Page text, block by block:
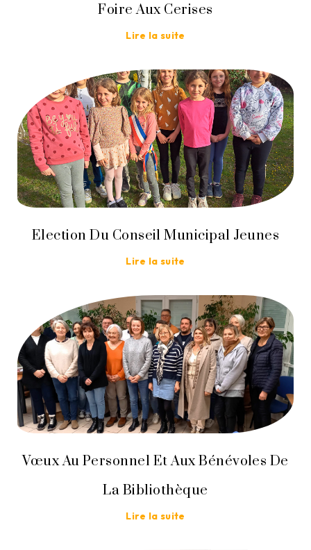
Foire Aux Cerises
Lire la suite
Election Du Conseil Municipal Jeunes
Lire la suite
Vœux Au Personnel Et Aux Bénévoles De
La Bibliothèque
Lire la suite